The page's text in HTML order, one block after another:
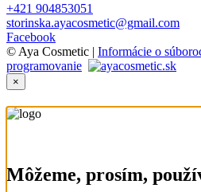
+421 904853051
storinska.ayacosmetic@gmail.com
Facebook
© Aya Cosmetic | Informácie o
programovanie
×
Môžeme, prosím,